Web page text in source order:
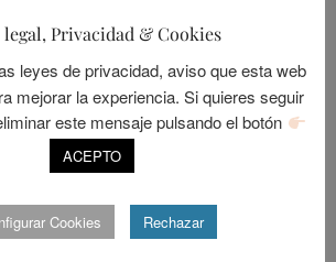
MÁS LEÍDOS
LOLALANDIA
POSTED
ABRIL 15, 2014
legal, Privacidad & Cookies
leyes de privacidad, aviso que esta web
mejorar la experiencia. Si quieres seguir
este mensaje pulsando el botón
ACEPTO
Cookies Rechazar